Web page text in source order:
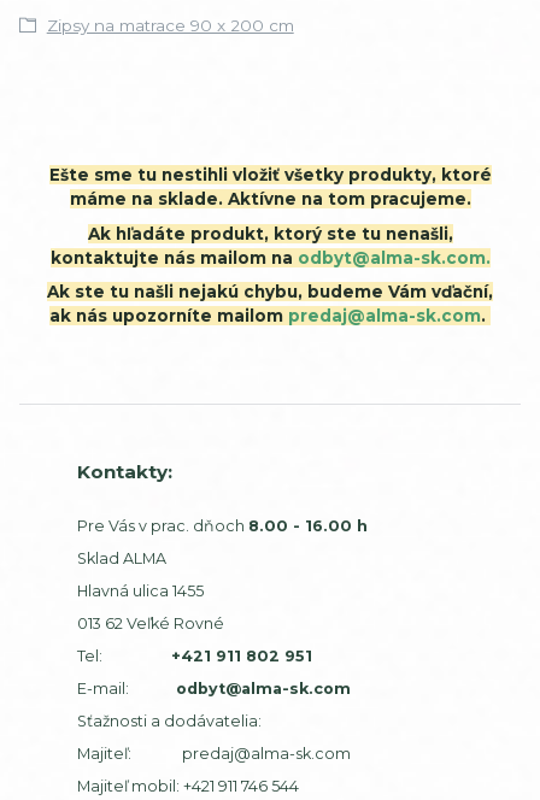
Zipsy na matrace 90 x 200 cm
Ešte sme tu nestihli vložiť všetky produkty, ktoré
máme na sklade. Aktívne na tom pracujeme.
Ak hľadáte produkt, ktorý ste tu nenašli,
kontaktujte nás mailom na odbyt@alma-sk.com.
Ak ste tu našli nejakú chybu, budeme Vám vďační,
ak nás upozorníte mailom predaj@alma-sk.com.
Kontakty:
Pre Vás v prac. dňoch 8.00 - 16.00 h
Sklad ALMA
Hlavná ulica 1455
013 62 Veľké Rovné
Tel:
+421 911 802 951
E-mail: odbyt@alma-sk.com
Sťažnosti a dodávatelia:
Majiteľ: predaj@alma-sk.com
Majiteľ mobil: +421 911 746 544